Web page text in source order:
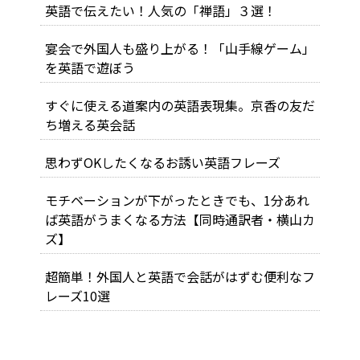
英語で伝えたい！人気の「禅語」３選！
宴会で外国人も盛り上がる！「山手線ゲーム」
を英語で遊ぼう
すぐに使える道案内の英語表現集。京香の友だ
ち増える英会話
思わずOKしたくなるお誘い英語フレーズ
モチベーションが下がったときでも、1分あれ
ば英語がうまくなる方法【同時通訳者・横山カ
ズ】
超簡単！外国人と英語で会話がはずむ便利なフ
レーズ10選